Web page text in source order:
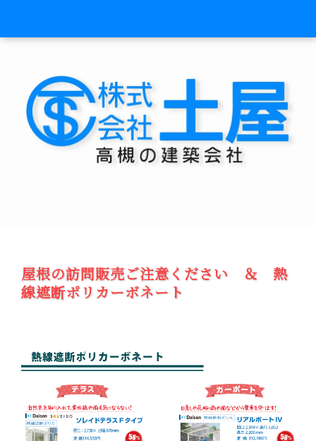
屋根の訪問販売ご注意ください ＆ 熱
線遮断ポリカーボネート